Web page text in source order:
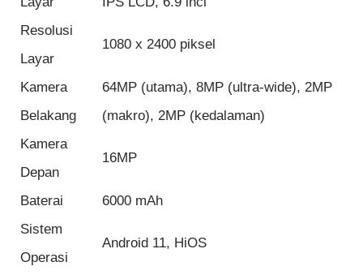
Resolusi
Layar
1080 x 2400 piksel
Kamera
Belakang
64MP (utama), 8MP (ultra-wide), 2MP
(makro), 2MP (kedalaman)
Kamera
Depan
16MP
Baterai
6000 mAh
Sistem
Operasi
Android 11, HiOS